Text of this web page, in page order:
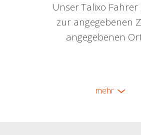
Unser Talixo Fahrer
zur angegebenen
angegebenen
mehr